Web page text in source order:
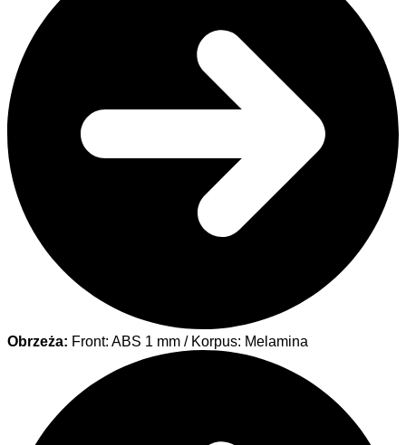
Obrzeża: Front: ABS 1 mm / Korpus: Melamina